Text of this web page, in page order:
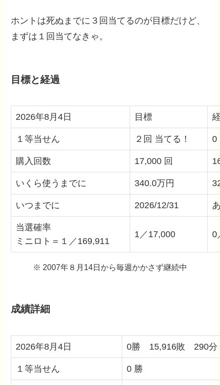
ホントは死ぬまでに３回当てるのが目標だけど、
まずは１回当てなきゃ。
目標と経過
2026年8月4日 目標
１等当せん ２回 当てる！ 0
購入回数 17,000 回
いくら使うまでに 340.0万円
いつまでに 2026/12/31
当選確率
ミニロト＝１／169,911
1／17,000 0
※ 2007年８月14日から毎週かかさず継続中
成績詳細
2026年8月4日 0勝 15,916敗 290分
１等当せん 0 勝